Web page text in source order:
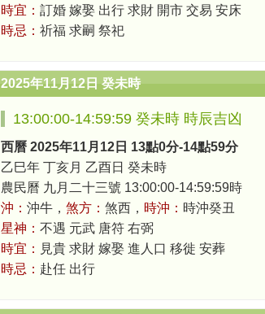
時宜： 訂婚 嫁娶 出行 求財 開市 交易 安床
時忌： 祈福 求嗣 祭祀
2025年11月12日 癸未時
13:00:00-14:59:59 癸未時 時辰吉凶
西曆 2025年11月12日 13點0分-14點59分
乙巳年 丁亥月 乙酉日 癸未時
農民曆 九月二十三號 13:00:00-14:59:59時
沖： 沖牛， 煞方： 煞西， 時沖： 時沖癸丑
星神： 不遇 元武 唐符 右弼
時宜： 見貴 求財 嫁娶 進人口 移徙 安葬
時忌： 赴任 出行